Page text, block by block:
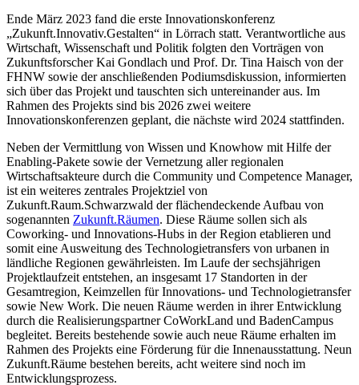
Ende März 2023 fand die erste Innovationskonferenz
„Zukunft.Innovativ.Gestalten“ in Lörrach statt. Verantwortliche aus
Wirtschaft, Wissenschaft und Politik folgten den Vorträgen von
Zukunftsforscher Kai Gondlach und Prof. Dr. Tina Haisch von der
FHNW sowie der anschließenden Podiumsdiskussion, informierten
sich über das Projekt und tauschten sich untereinander aus. Im
Rahmen des Projekts sind bis 2026 zwei weitere
Innovationskonferenzen geplant, die nächste wird 2024 stattfinden.
Neben der Vermittlung von Wissen und Knowhow mit Hilfe der
Enabling-Pakete sowie der Vernetzung aller regionalen
Wirtschaftsakteure durch die Community und Competence Manager,
ist ein weiteres zentrales Projektziel von
Zukunft.Raum.Schwarzwald der flächendeckende Aufbau von
sogenannten Zukunft.Räumen. Diese Räume sollen sich als
Coworking- und Innovations-Hubs in der Region etablieren und
somit eine Ausweitung des Technologietransfers von urbanen in
ländliche Regionen gewährleisten. Im Laufe der sechsjährigen
Projektlaufzeit entstehen, an insgesamt 17 Standorten in der
Gesamtregion, Keimzellen für Innovations- und Technologietransfer
sowie New Work. Die neuen Räume werden in ihrer Entwicklung
durch die Realisierungspartner CoWorkLand und BadenCampus
begleitet. Bereits bestehende sowie auch neue Räume erhalten im
Rahmen des Projekts eine Förderung für die Innenausstattung. Neun
Zukunft.Räume bestehen bereits, acht weitere sind noch im
Entwicklungsprozess.